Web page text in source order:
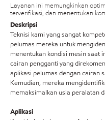
Layanan ini memungkinkan
terverifikasi, dan menentukan
Deskripsi
Teknisi kami yang sangat
pelumas mereka untuk
menentukan kondisi mesin saat
cairan pengganti yang
aplikasi pelumas dengan cairan
Kemudian, mereka
memaksimalkan usia peralatan
Aplikasi